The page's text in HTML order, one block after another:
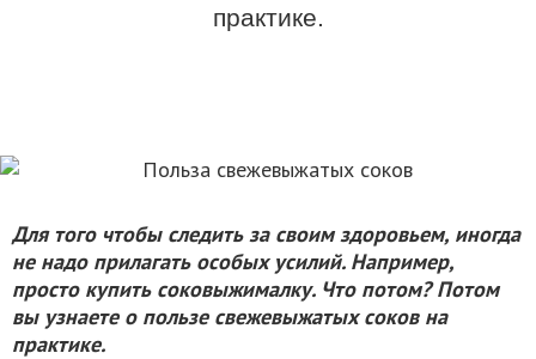
практике.
Для того чтобы следить за своим здоровьем, иногда
не надо прилагать особых усилий. Например,
просто купить соковыжималку. Что потом? Потом
вы узнаете о пользе свежевыжатых соков на
практике.